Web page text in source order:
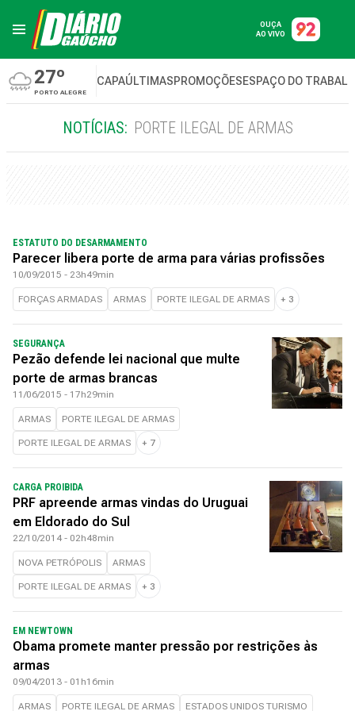
OUÇA
AO VIVO
27º
PORTO ALEGRE
CAPAÚLTIMASPROMOÇÕESESPAÇO DO
NOTÍCIAS: PORTE ILEGAL DE ARMAS
ESTATUTO DO DESARMAMENTO
Parecer libera porte de arma para várias profissões
10/09/2015 - 23h49min
FORÇAS ARMADAS ARMAS PORTE ILEGAL DE ARMAS + 3
SEGURANÇA
Pezão defende lei nacional que multe
porte de armas brancas
11/06/2015 - 17h29min
ARMAS PORTE ILEGAL DE ARMAS
PORTE ILEGAL DE ARMAS + 7
CARGA PROIBIDA
PRF apreende armas vindas do Uruguai
em Eldorado do Sul
22/10/2014 - 02h48min
NOVA PETRÓPOLIS ARMAS
PORTE ILEGAL DE ARMAS + 3
EM NEWTOWN
Obama promete manter pressão por restrições às
armas
09/04/2013 - 01h16min
ARMAS PORTE ILEGAL DE ARMAS ESTADOS UNIDOS TURISMO